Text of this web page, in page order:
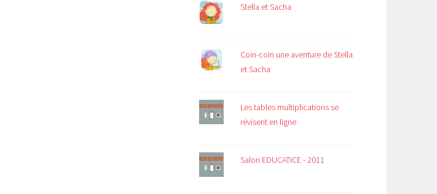
Stella et Sacha
Coin-coin une aventure de Stella
et Sacha
Les tables multiplications se
révisent en ligne
Salon EDUCATICE - 2011